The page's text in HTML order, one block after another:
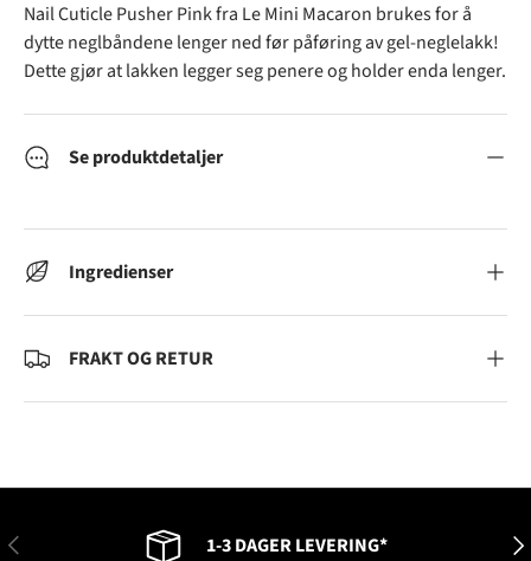
Nail Cuticle Pusher Pinkfra Le Mini Macaron brukes for å
dytte neglbåndene lenger ned før påføring av gel-neglelakk!
Dette gjør at lakken legger seg penere og holder enda lenger.
Se produktdetaljer
Ingredienser
FRAKT OG RETUR
FORRIGE 1-3 DAGER LEVERING*